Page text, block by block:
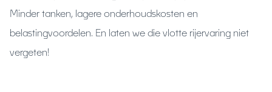
Minder tanken, lagere onderhoudskosten en
belastingvoordelen. En laten we die vlotte rijervaring niet
vergeten!